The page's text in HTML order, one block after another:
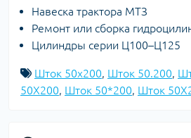
Навеска трактора МТЗ
Ремонт или сборка
Цилиндры серии Ц100–Ц125
Шток 50х200, Шток 50.200,
50X200, Шток 50*200, Шток